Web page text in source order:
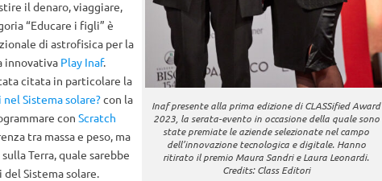
Inaf presente alla prima edizione di CLASSified Award
2023, la serata-evento in occasione della quale sono
state premiate le aziende selezionate nel campo
dell’innovazione tecnologica e digitale. Hanno
ritirato il premio Maura Sandri e Laura Leonardi.
Credits: Class Editori
il denaro, viaggiare,
“Educare i figli” è
di astrofisica per la
innovativa Play Inaf.
citata in particolare la
Sistema solare?con la
con Scratch
tra massa e peso, ma
Terra, quale sarebbe
Sistema solare.